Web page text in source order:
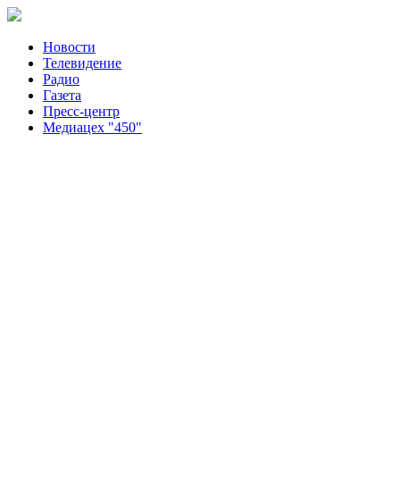
Новости
Телевидение
Радио
Газета
Пресс-центр
Медиацех "450"